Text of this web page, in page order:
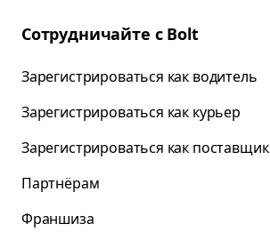
Сотрудничайте с Bolt
Зарегистрироваться как водитель
Зарегистрироваться как курьер
Зарегистрироваться как поставщик
Партнёрам
Франшиза